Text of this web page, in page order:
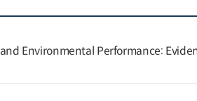
Environmental Performance: